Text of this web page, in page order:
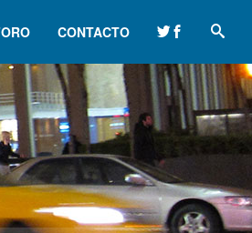
CONTACTO